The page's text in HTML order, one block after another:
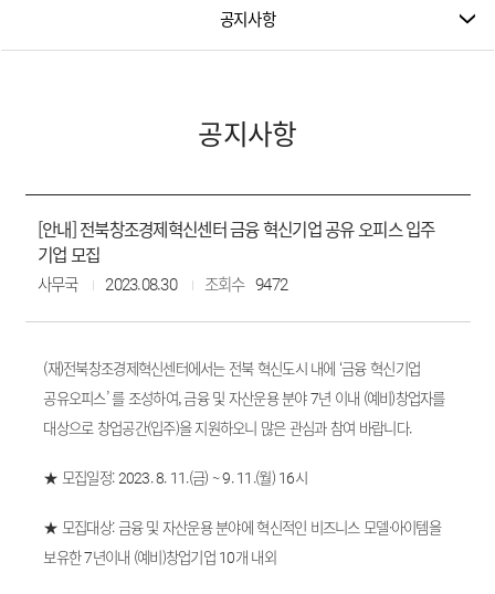
공지사항
공지사항
[안내] 전북창조경제혁신센터 금융 혁신기업 공유 오피스 입주
기업 모집
사무국 2023.08.30 조회수 9472
(재)전북창조경제혁신센터에서는 전북 혁신도시 내에 ‘금융 혁신기업
공유오피스’ 를 조성하여, 금융 및 자산운용 분야 7년 이내 (예비)창업자를
대상으로 창업공간(입주)을 지원하오니 많은 관심과 참여 바랍니다.
★ 모집일정: 2023. 8. 11.(금) ~ 9. 11.(월) 16시
★ 모집대상: 금융 및 자산운용 분야에 혁신적인 비즈니스 모델·아이템을
보유한 7년이내 (예비)창업기업 10개 내외